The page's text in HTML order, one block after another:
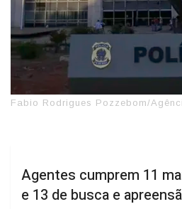
Fabio Rodrigues Pozzebom/
Agentes cumprem 11
e 13 de busca e